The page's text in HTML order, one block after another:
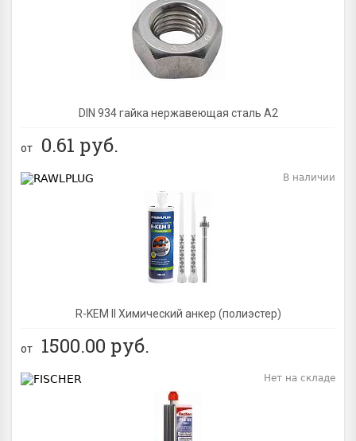
DIN 934 гайка нержавеющая сталь A2
от 0.61 руб.
R-KEM II Химический анкер (полиэстер)
В наличии
от 1500.00 руб.
Нет на складе